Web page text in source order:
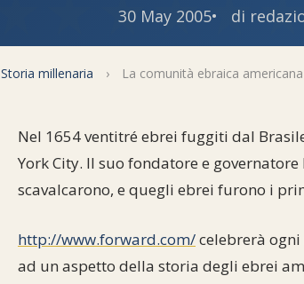
30 May 2005 di
Storia millenaria › La comunità ebraica
Nel 1654 ventitré ebrei fuggiti dal
York City. Il suo fondatore e
scavalcarono, e quegli ebrei furono i
http://www.forward.com/celebrerà
ad un aspetto della storia degli ebrei